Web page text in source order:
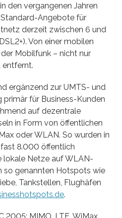
den vergangenen Jahren
Angebote für
derzeit zwischen 6 und
Von einer mobilen
Mobilfunk – nicht nur
entfernt.
ergänzend zur UMTS- und
primär für Business-Kunden
auf dezentrale
in Form von öffentlichen
oder WLAN. So wurden in
8.000 öffentlich
lokale Netze auf WLAN-
so genannten Hotspots wie
Tankstellen, Flughäfen
.
2005: MIMO, LTE, WiMax,